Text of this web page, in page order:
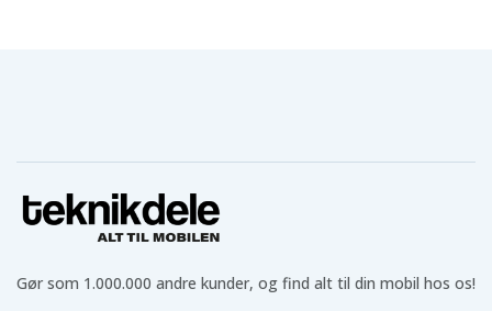
Gør som 1.000.000 andre kunder, og find alt til din mobil hos os!